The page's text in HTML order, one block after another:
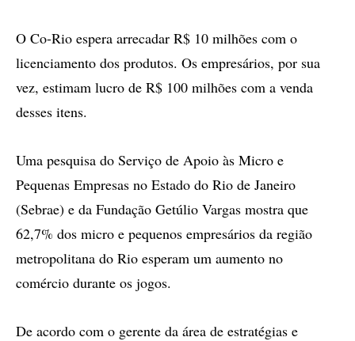
O Co-Rio espera arrecadar R$ 10 milhões com o
licenciamento dos produtos. Os empresários, por sua
vez, estimam lucro de R$ 100 milhões com a venda
desses itens.
Uma pesquisa do Serviço de Apoio às Micro e
Pequenas Empresas no Estado do Rio de Janeiro
(Sebrae) e da Fundação Getúlio Vargas mostra que
62,7% dos micro e pequenos empresários da região
metropolitana do Rio esperam um aumento no
comércio durante os jogos.
De acordo com o gerente da área de estratégias e